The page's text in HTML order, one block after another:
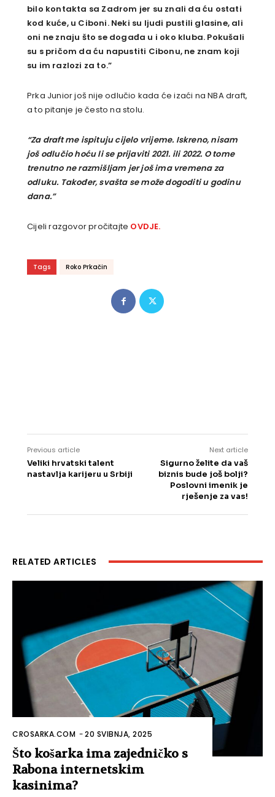
bilo kontakta sa Zadrom jer su znali da ću ostati
kod kuće, u Ciboni. Neki su ljudi pustili glasine, ali
oni ne znaju što se događa u i oko kluba. Pokušali
su s pričom da ću napustiti Cibonu, ne znam koji
su im razlozi za to.”
Prka Junior još nije odlučio kada će izaći na NBA draft,
a to pitanje je često na stolu.
“Za draft me ispituju cijelo vrijeme. Iskreno, nisam
još odlučio hoću li se prijaviti 2021. ili 2022. O tome
trenutno ne razmišljam jer još ima vremena za
odluku. Također, svašta se može dogoditi u godinu
dana.”
Cijeli razgovor pročitajte OVDJE.
Tags Roko Prkačin
Previous article
Veliki hrvatski talent
nastavlja karijeru u Srbiji
Next article
Sigurno želite da vaš
biznis bude još bolji?
Poslovni imenik je
rješenje za vas!
RELATED ARTICLES
CROSARKA.COM -20 SVIBNJA, 2025
Što košarka ima zajedničko s
Rabona internetskim
kasinima?